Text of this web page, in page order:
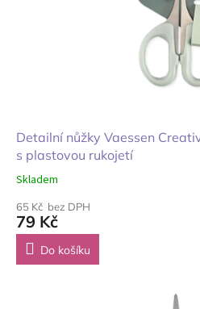
Detailní nůžky Vaessen
s plastovou rukojetí
Skladem
65 Kč bez DPH
79 Kč
Do košíku